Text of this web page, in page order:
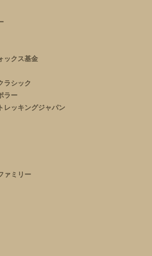
ックス基金
ラシック
ラー
レッキングジャパン
ァミリー